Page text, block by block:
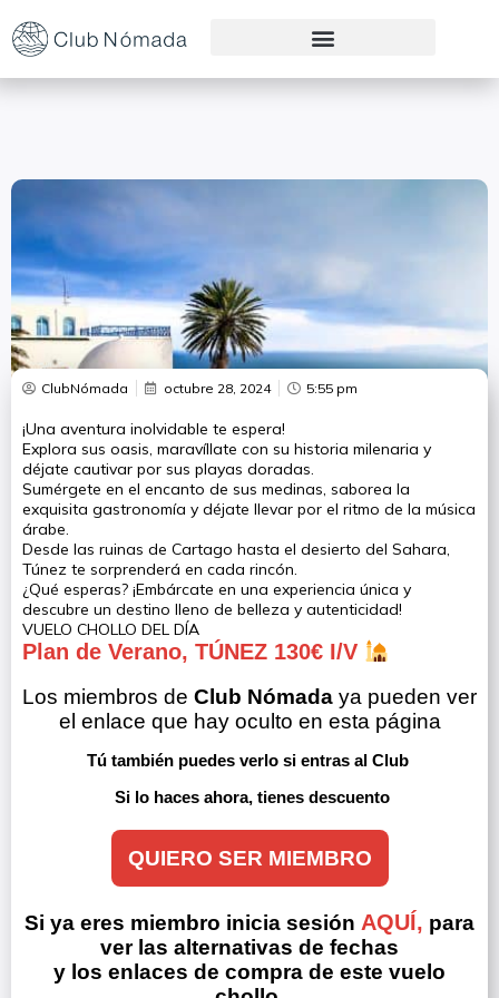
ClubNómada octubre 28, 2024 5:55 pm
¡Una aventura inolvidable te espera!
Explora sus oasis, maravíllate con su historia milenaria y
déjate cautivar por sus playas doradas.
Sumérgete en el encanto de sus medinas, saborea la
exquisita gastronomía y déjate llevar por el ritmo de la música
árabe.
Desde las ruinas de Cartago hasta el desierto del Sahara,
Túnez te sorprenderá en cada rincón.
¿Qué esperas? ¡Embárcate en una experiencia única y
descubre un destino lleno de belleza y autenticidad!
VUELO CHOLLO DEL DÍA
Plan de Verano, TÚNEZ 130€ I/V
Los miembros de Club Nómada ya pueden ver
el enlace que hay oculto en esta página
Tú también puedes verlo si entras al Club
Si lo haces ahora, tienes descuento
QUIERO SER MIEMBRO
Si ya eres miembro inicia sesión AQUÍ, para
ver las alternativas de fechas
y los enlaces de compra de este vuelo